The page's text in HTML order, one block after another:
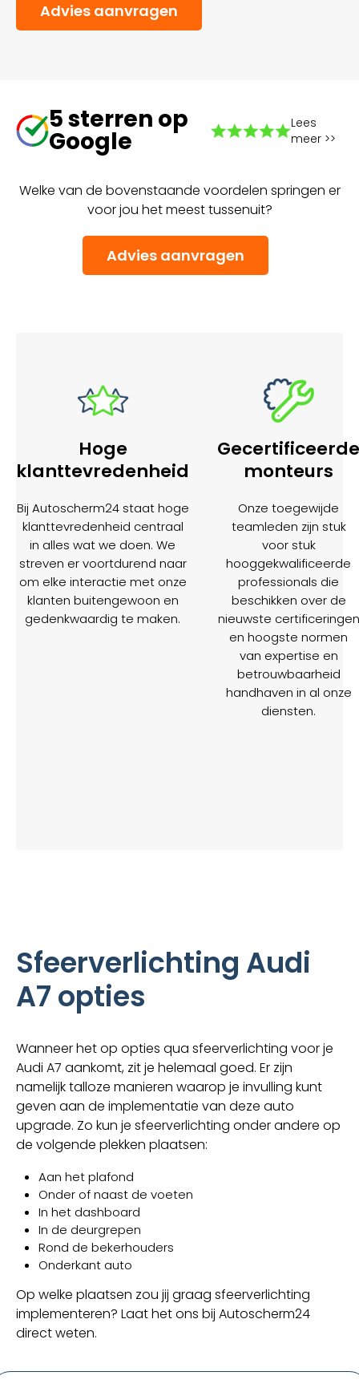
Advies aanvragen
5 sterren op
Google
Lees
meer >>
Welke van de bovenstaande voordelen springen er
voor jou het meest tussenuit?
Advies aanvragen
Hoge
klanttevredenheid
Bij Autoscherm24 staat hoge
klanttevredenheid centraal
in alles wat we doen. We
streven er voortdurend naar
om elke interactie met onze
klanten buitengewoon en
gedenkwaardig te maken.
Gecertificeerde
monteurs
Onze toegewijde
teamleden zijn stuk
voor stuk
hooggekwalificeerde
professionals die
beschikken over de
nieuwste certificeringen
en hoogste normen
van expertise en
betrouwbaarheid
handhaven in al onze
diensten.
Sfeerverlichting Audi
A7 opties
Wanneer het op opties qua sfeerverlichting voor je
Audi A7 aankomt, zit je helemaal goed. Er zijn
namelijk talloze manieren waarop je invulling kunt
geven aan de implementatie van deze auto
upgrade. Zo kun je sfeerverlichting onder andere op
de volgende plekken plaatsen:
Aan het plafond
Onder of naast de voeten
In het dashboard
In de deurgrepen
Rond de bekerhouders
Onderkant auto
Op welke plaatsen zou jij graag sfeerverlichting
implementeren? Laat het ons bij Autoscherm24
direct weten.